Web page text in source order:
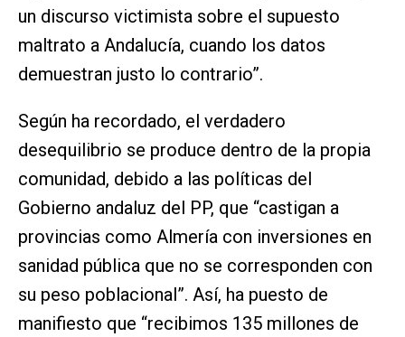
un discurso victimista sobre el supuesto
maltrato a Andalucía, cuando los datos
demuestran justo lo contrario”.
Según ha recordado, el verdadero
desequilibrio se produce dentro de la propia
comunidad, debido a las políticas del
Gobierno andaluz del PP, que “castigan a
provincias como Almería con inversiones en
sanidad pública que no se corresponden con
su peso poblacional”. Así, ha puesto de
manifiesto que “recibimos 135 millones de